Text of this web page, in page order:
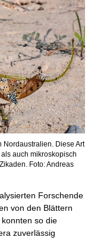
Nordaustralien. Diese Art
auch mikroskopisch
Foto: Andreas
Forschende
von den Blättern
konnten so die
zuverlässig